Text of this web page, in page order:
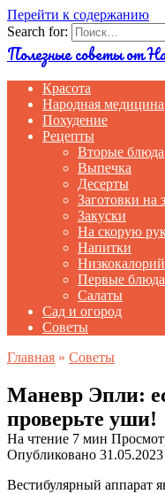
Перейти к содержанию
Search for:
Полезные советы от
Красота
Народная медицина
Похудение
Рецепты
Вторые блюда
Выпечка
Десерты
Заготовки на
Закуски
На скорую
Напитки
Первые блюда
Салаты
Сад и огород
Советы
Главная » Советы
Маневр Эпли:
проверьте уши!
На чтение 7 мин
Опубликовано 31.05.2023
Вестибулярный аппарат